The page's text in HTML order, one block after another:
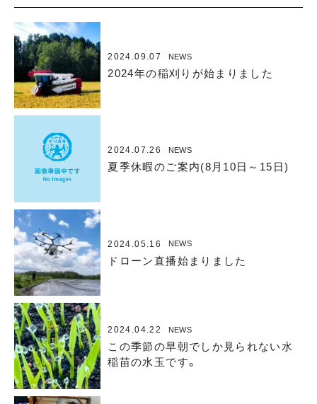
2024.09.07 NEWS
2024年の稲刈りが始まりました
2024.07.26 NEWS
夏季休暇のご案内(8月10日～15日)
2024.05.16 NEWS
ドローン直播始まりました
2024.04.22 NEWS
この季節の早朝でしか見られない水
稲苗の水玉です。